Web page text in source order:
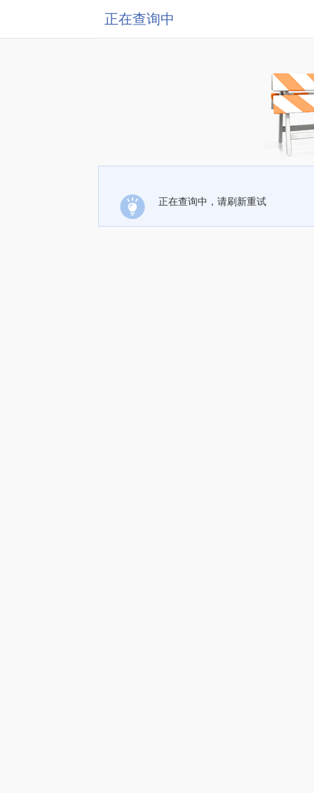
正在查询中
正在查询中，请刷新重试